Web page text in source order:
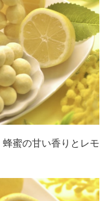
蜜の甘い香りとレモ